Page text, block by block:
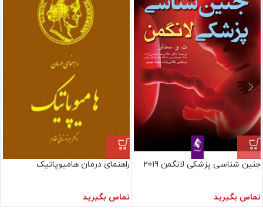
جنین‌ شناسی پزشکی لانگمن 2019
تماس بگیرید
راهنمای درمان هامیوپاتیک
تماس بگیرید